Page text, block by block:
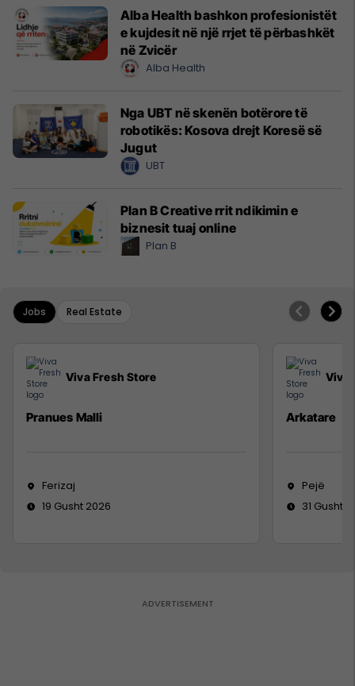
Alba Health bashkon profesionistët
e kujdesit në një rrjet të përbashkët
në Zvicër
Alba Health
Nga UBT në skenën botërore të
robotikës: Kosova drejt Koresë së
Jugut
UBT
Plan B Creative rrit ndikimin e
biznesit tuaj online
Plan B
Jobs Real Estate
Viva Fresh Store
Pranues Malli
Ferizaj
19 Gusht 2026
Viva
Arkatare
Pejë
31 Gusht